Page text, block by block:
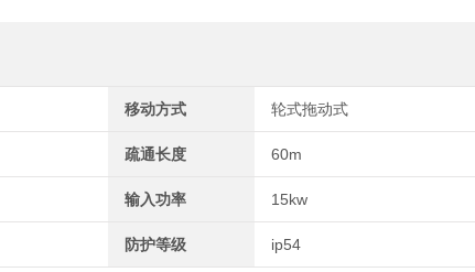
移动方式 轮式拖动式
疏通长度 60m
输入功率 15kw
防护等级 ip54